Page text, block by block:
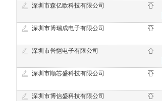
深圳市森亿欧科技有限公司
深圳市博瑞成电子有限公司
深圳市誉恺电子有限公司
深圳市顺芯盛科技有限公司
深圳市博信盛科技有限公司